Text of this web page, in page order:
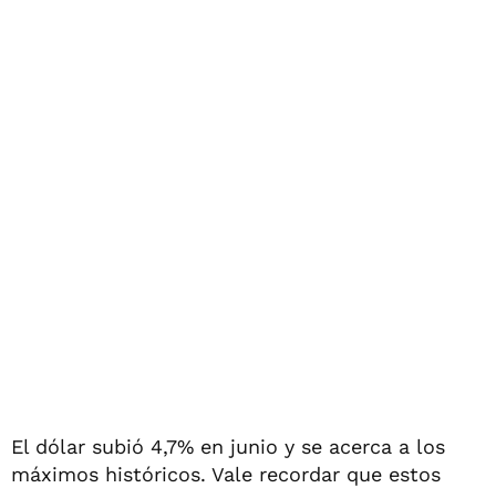
El dólar subió 4,7% en junio y se acerca a los
máximos históricos. Vale recordar que estos